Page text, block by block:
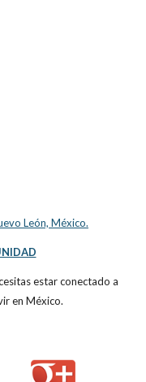
León, México.
estar conectado a
en México.